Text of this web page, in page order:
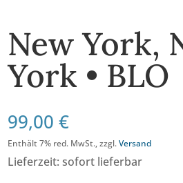
New York,
York • BLO
99,00€
Enthält 7% red. MwSt., zzgl.Versand
Lieferzeit: sofort lieferbar